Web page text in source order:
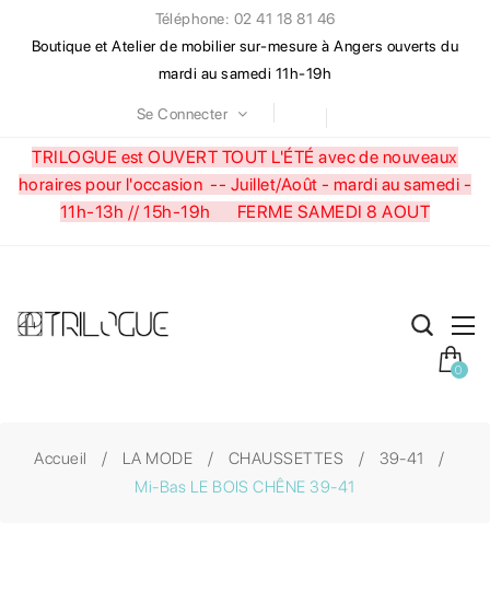
Téléphone: 02 41 18 81 46
Boutique et Atelier de mobilier sur-mesure à Angers ouverts du
mardi au samedi 11h-19h
Se Connecter
TRILOGUE est OUVERT TOUT L'ÉTÉ avec de nouveaux
horaires pour l'occasion -- Juillet/Août - mardi au samedi -
11h-13h // 15h-19h FERME SAMEDI 8 AOUT
0
Accueil LA MODE CHAUSSETTES
39-41
Mi-Bas LE BOIS CHÊNE 39-41